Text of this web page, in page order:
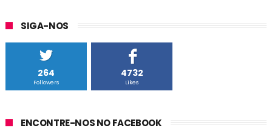
SIGA-NOS
264
Followers
4732
Likes
ENCONTRE-NOS NO FACEBOOK